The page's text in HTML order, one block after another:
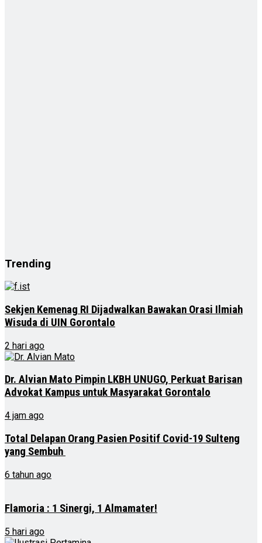
Trending
Sekjen Kemenag RI Dijadwalkan Bawakan Orasi Ilmiah
Wisuda di UIN Gorontalo
2 hari ago
Dr. Alvian Mato Pimpin LKBH UNUGO, Perkuat Barisan
Advokat Kampus untuk Masyarakat Gorontalo
4 jam ago
Total Delapan Orang Pasien Positif Covid-19 Sulteng
yang Sembuh
6 tahun ago
Flamoria : 1 Sinergi, 1 Almamater!
5 hari ago